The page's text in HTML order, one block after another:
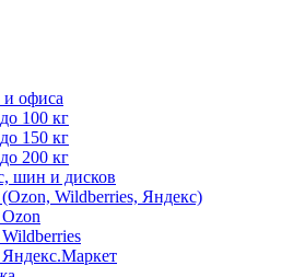
офиса
100 кг
150 кг
200 кг
шин и дисков
Wildberries, Яндекс)